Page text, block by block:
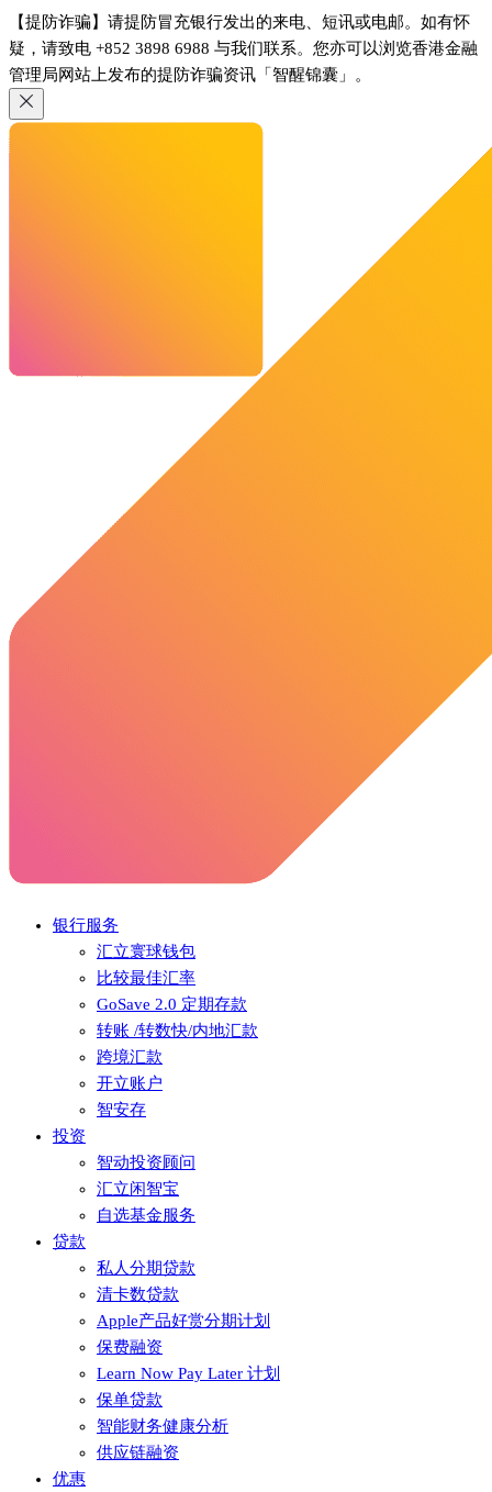
【提防诈骗】请提防冒充银行发出的来电、短讯或电邮。如有怀
疑，请致电 +852 3898 6988 与我们联系。您亦可以浏览香港金融
管理局网站上发布的提防诈骗资讯「智醒锦囊」。
银行服务
汇立寰球钱包
比较最佳汇率
GoSave 2.0 定期存款
转账 /转数快/内地汇款
跨境汇款
开立账户
智安存
投资
智动投资顾问
汇立闲智宝
自选基金服务
贷款
私人分期贷款
清卡数贷款
Apple产品好赏分期计划
保费融资
Learn Now Pay Later 计划
保单贷款
智能财务健康分析
供应链融资
优惠